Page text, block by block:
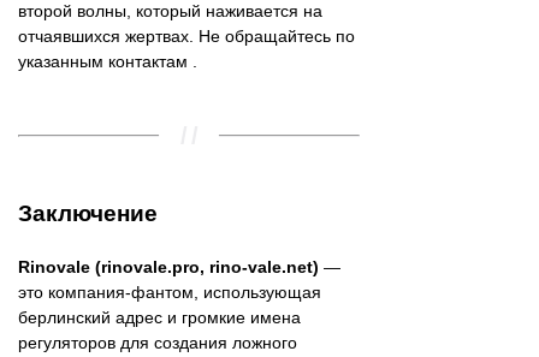
второй волны, который наживается на
отчаявшихся жертвах. Не обращайтесь по
указанным контактам .
Заключение
Rinovale (rinovale.pro, rino-vale.net) —
это компания-фантом, использующая
берлинский адрес и громкие имена
регуляторов для создания ложного